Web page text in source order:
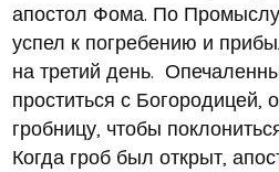
апостол Фома. По
успел к погребению и
на третий день.
проститься с Богородицей,
гробницу, чтобы
Когда гроб был открыт,